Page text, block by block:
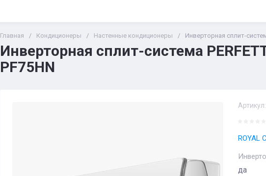
Главная / Кондиционеры / Настенные кондиционеры / Инверторная сплит-
Инверторная сплит-система
PF75HN
Артикул:
ROYAL
да